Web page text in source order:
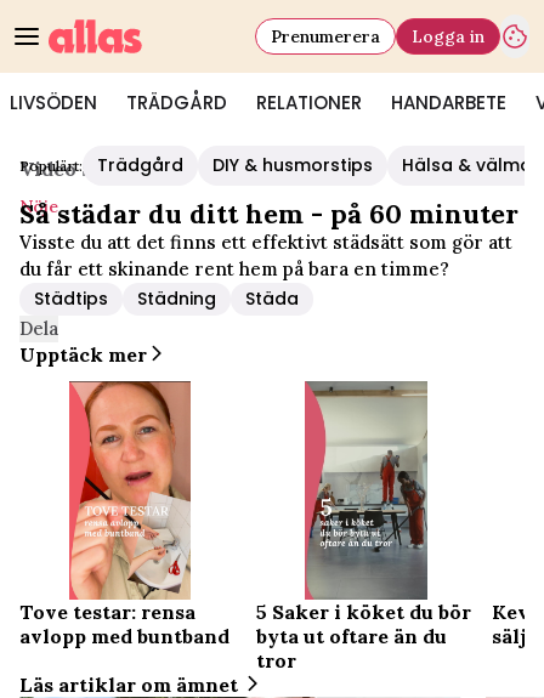
LIVSÖDEN TRÄDGÅRD RELATIONER HANDARBETE
Prenumerera Logga in
Populärt: Trädgård DIY & husmorstips Hälsa &
Video Start/Nöje
Nöje
Så städar du ditt hem - på 60 minuter
Visste du att det finns ett effektivt städsätt som gör att
du får ett skinande rent hem på bara en timme?
Städtips Städning Städa
Dela
Upptäck mer
Tove testar: rensa
avlopp med buntband
5 Saker i köket du bör
byta ut oftare än du
tror
sälj
Läs artiklar om ämnet